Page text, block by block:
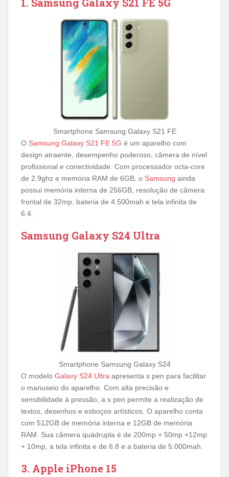
1. Samsung Galaxy S21 FE 5G
Smartphone Samsung Galaxy S21 FE
O Samsung Galaxy S21 FE 5G é um aparelho com
design atraente, desempenho poderoso, câmera de nível
profissional e conectividade. Com processador octa-core
de 2.9ghz e memória RAM de 6GB, o Samsung ainda
possui memória interna de 256GB, resolução de câmera
frontal de 32mp, bateria de 4.500mah e tela infinita de
6.4.
Samsung Galaxy S24 Ultra
Smartphone Samsung Galaxy S24
O modelo Galaxy S24 Ultra apresenta s pen para facilitar
o manuseio do aparelho. Com alta precisão e
sensibilidade à pressão, a s pen permite a realização de
textos, desenhos e esboços artísticos. O aparelho conta
com 512GB de memória interna e 12GB de memória
RAM. Sua câmera quádrupla é de 200mp + 50mp +12mp
+ 10mp, a tela infinita e de 6.8 e a bateria de 5.000mah.
3. Apple iPhone 15